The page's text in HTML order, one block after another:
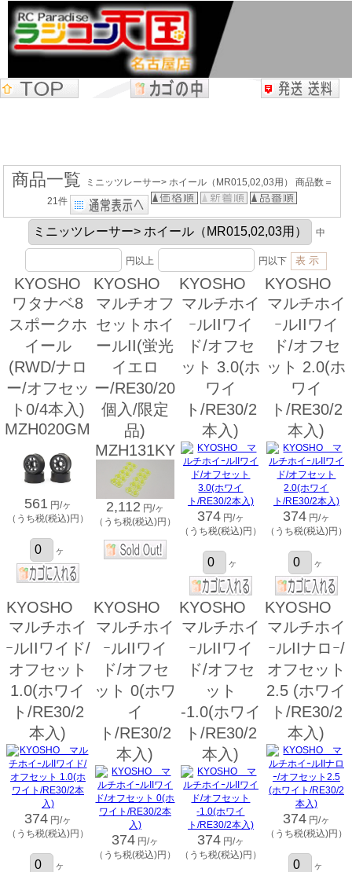
商品一覧
ミニッツレーサー> ホイール（MR015,02,03用） 商品数＝
21件
中
円以上 円以下
KYOSHO
ワタナベ8
スポークホ
イール
(RWD/ナロ
ー/オフセッ
ト0/4本入)
MZH020GM
561 円/ヶ
（うち税(税込)円）
ヶ
KYOSHO
マルチオフ
セットホイ
ールII(蛍光
イエロ
ー/RE30/20
個入/限定
品)
MZH131KY
2,112 円/ヶ
（うち税(税込)円）
KYOSHO
マルチホイ
ｰルIIワイ
ド/オフセ
ット 3.0(ホ
ワイ
ト/RE30/2
本入)
374 円/ヶ
（うち税(税込)円）
ヶ
KYOSHO
マルチホイ
ｰルIIワイ
ド/オフセ
ット 2.0(ホ
ワイ
ト/RE30/2
本入)
374 円/ヶ
（うち税(税込)円）
ヶ
KYOSHO
マルチホイ
ｰルIIワイド/
オフセット
1.0(ホワイ
ト/RE30/2
本入)
374 円/ヶ
（うち税(税込)円）
ヶ
KYOSHO
マルチホイ
ｰルIIワイ
ド/オフセ
ット 0(ホワ
イ
ト/RE30/2
本入)
374 円/ヶ
（うち税(税込)円）
KYOSHO
マルチホイ
ｰルIIワイ
ド/オフセ
ット
-1.0(ホワイ
ト/RE30/2
本入)
374 円/ヶ
（うち税(税込)円）
KYOSHO
マルチホイ
ｰルIIナロｰ/
オフセット
2.5 (ホワイ
ト/RE30/2
本入)
374 円/ヶ
（うち税(税込)円）
ヶ